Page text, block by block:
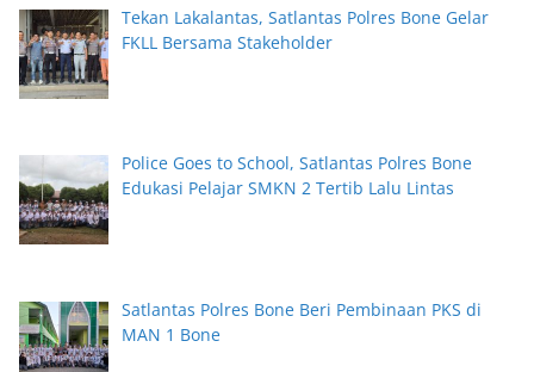
Tekan Lakalantas, Satlantas Polres Bone Gelar
FKLL Bersama Stakeholder
Police Goes to School, Satlantas Polres Bone
Edukasi Pelajar SMKN 2 Tertib Lalu Lintas
Satlantas Polres Bone Beri Pembinaan PKS di
MAN 1 Bone